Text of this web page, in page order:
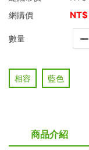
網購價
NT$
數量
相容 藍色
商品介紹